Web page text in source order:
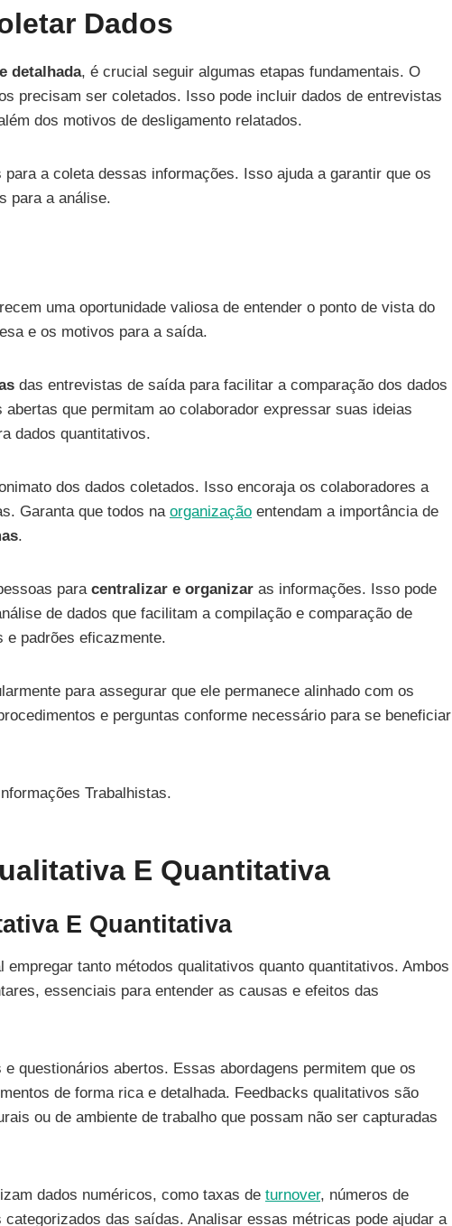
Dados
detalhada, é crucial seguir algumas etapas fundamentais. O
precisam ser coletados. Isso pode incluir dados de entrevistas
dos motivos de desligamento relatados.
a coleta dessas informações. Isso ajuda a garantir que os
para a análise.
uma oportunidade valiosa de entender o ponto de vista do
e os motivos para a saída.
das entrevistas de saída para facilitar a comparação dos dados
que permitam ao colaborador expressar suas ideias
dados quantitativos.
dos dados coletados. Isso encoraja os colaboradores a
Garanta que todos na organização entendam a importância de
.
para centralizar e organizar as informações. Isso pode
de dados que facilitam a compilação e comparação de
e padrões eficazmente.
para assegurar que ele permanece alinhado com os
e perguntas conforme necessário para se beneficiar
Trabalhistas.
E Quantitativa
E Quantitativa
tanto métodos qualitativos quanto quantitativos. Ambos
essenciais para entender as causas e efeitos das
questionários abertos. Essas abordagens permitem que os
de forma rica e detalhada. Feedbacks qualitativos são
ou de ambiente de trabalho que possam não ser capturadas
dados numéricos, como taxas de turnover, números de
das saídas. Analisar essas métricas pode ajudar a